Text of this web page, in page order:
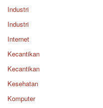
Industri
Industri
Internet
Kecantikan
Kecantikan
Kesehatan
Komputer